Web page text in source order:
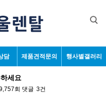
담 제품견적문의 행사별갤러리
세요
회 댓글 3건